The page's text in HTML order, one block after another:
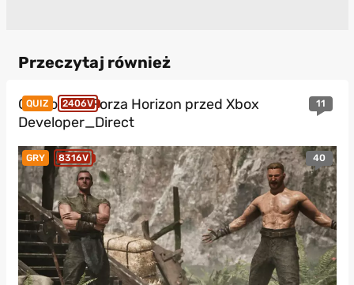
Przeczytaj również
QUIZ 2406V 11
Quiz o serii Forza Horizon przed Xbox
Developer_Direct
GRY 8316V 40